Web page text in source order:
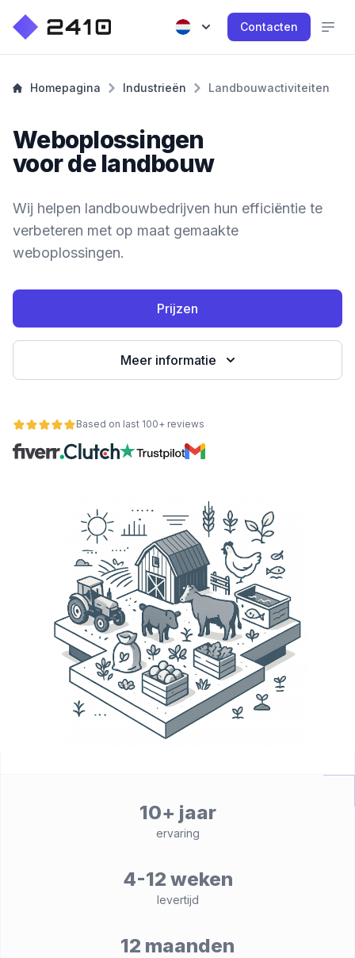
Contacten
Homepagina Industrieën Landbouwactiviteiten
Weboplossingen
voor de landbouw
Wij helpen landbouwbedrijven hun efficiëntie te
verbeteren met op maat gemaakte
weboplossingen.
Prijzen
Meer informatie
Based on last 100+ reviews
10+ jaar
ervaring
4-12 weken
levertijd
12 maanden